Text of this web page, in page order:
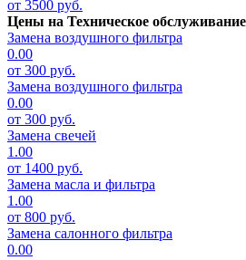
от 3500 руб.
Цены на Техническое
Замена воздушного фильтра
0.00
от 300 руб.
Замена воздушного фильтра
0.00
от 300 руб.
Замена свечей
1.00
от 1400 руб.
Замена масла и фильтра
1.00
от 800 руб.
Замена салонного фильтра
0.00